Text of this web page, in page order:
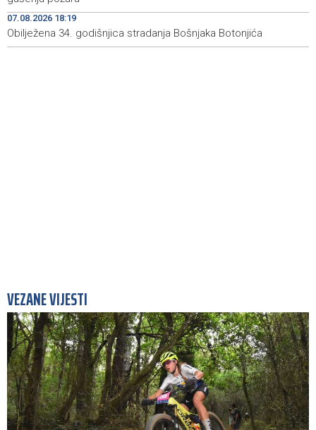
Vučićem
07.08.2026 18:19
Obilježena 34. godišnjica stradanja Bošnjaka Botonjića
VEZANE VIJESTI